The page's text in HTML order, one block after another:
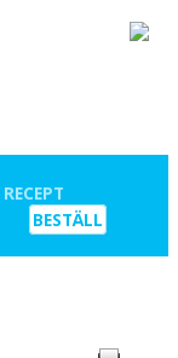
RECEPT
BESTÄLL